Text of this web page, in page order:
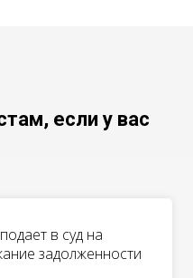
если у вас
в суд на
задолженности